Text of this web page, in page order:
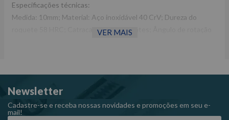
Especificações técnicas:
Medida: 10mm; Material: Aço inoxidável 40 CrV; Dureza do
roquete 58 HRC; Catraca possui 72 dentes; Ângulo de rotação
ilustrativas -Todas as informações divulgadas são de
responsabilidade do Fabricante/Fornecedor.
VER MAIS
Newsletter
Cadastre-se e receba nossas novidades e promoções em seu e-
mail!